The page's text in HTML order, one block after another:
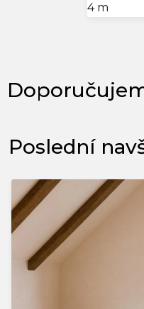
4 m
Poslední